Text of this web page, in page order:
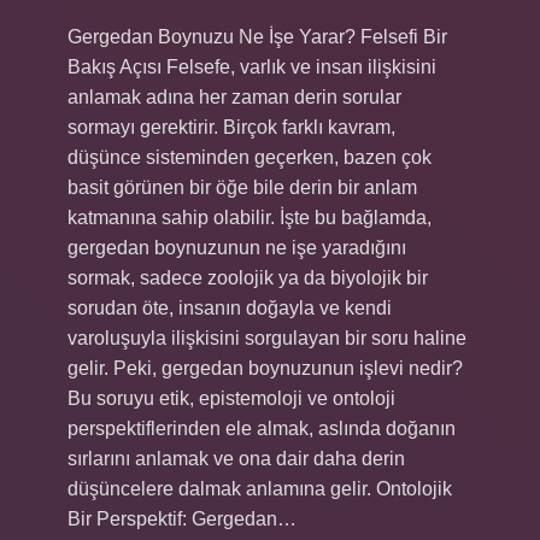
Gergedan Boynuzu Ne İşe Yarar? Felsefi Bir
Bakış Açısı Felsefe, varlık ve insan ilişkisini
anlamak adına her zaman derin sorular
sormayı gerektirir. Birçok farklı kavram,
düşünce sisteminden geçerken, bazen çok
basit görünen bir öğe bile derin bir anlam
katmanına sahip olabilir. İşte bu bağlamda,
gergedan boynuzunun ne işe yaradığını
sormak, sadece zoolojik ya da biyolojik bir
sorudan öte, insanın doğayla ve kendi
varoluşuyla ilişkisini sorgulayan bir soru haline
gelir. Peki, gergedan boynuzunun işlevi nedir?
Bu soruyu etik, epistemoloji ve ontoloji
perspektiflerinden ele almak, aslında doğanın
sırlarını anlamak ve ona dair daha derin
düşüncelere dalmak anlamına gelir. Ontolojik
Bir Perspektif: Gergedan…